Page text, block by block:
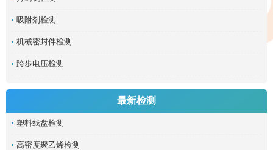
吸附剂检测
机械密封件检测
跨步电压检测
最新检测
塑料线盘检测
高密度聚乙烯检测